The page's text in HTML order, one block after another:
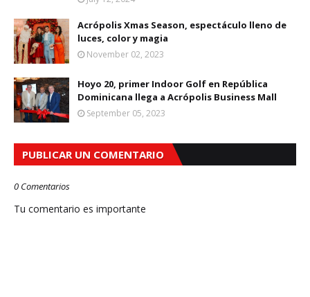
Acrópolis Xmas Season, espectáculo lleno de
luces, color y magia
November 02, 2023
Hoyo 20, primer Indoor Golf en República
Dominicana llega a Acrópolis Business Mall
September 05, 2023
PUBLICAR UN COMENTARIO
0 Comentarios
Tu comentario es importante